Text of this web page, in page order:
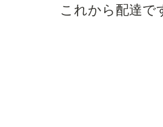
これから配達で